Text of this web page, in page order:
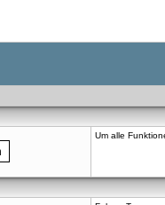
Um alle